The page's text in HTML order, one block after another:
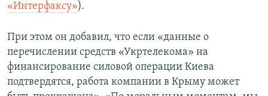
«Интерфаксу»).
При этом он добавил, что если «данные о
перечислении средств «Укртелекома» на
финансирование силовой операции Киева
подтвердятся, работа компании в Крыму может